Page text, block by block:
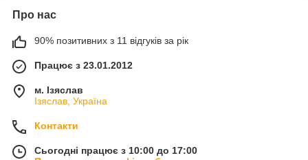
Про нас
90% позитивних з 11 відгуків за рік
Працює з 23.01.2012
м. Ізяслав
Ізяслав, Україна
Контакти
Сьогодні працює з 10:00 до 17:00